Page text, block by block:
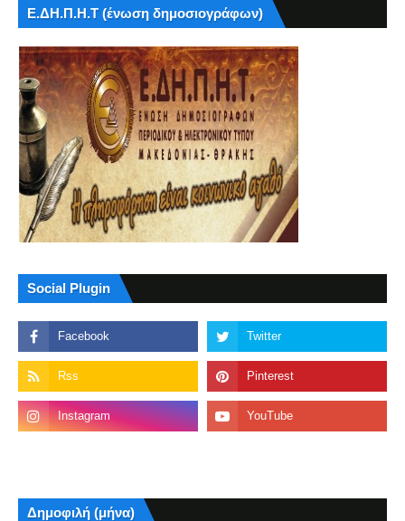
Ε.ΔΗ.Π.Η.Τ (ένωση δημοσιογράφων)
Social Plugin
Δημοφιλή (μήνα)